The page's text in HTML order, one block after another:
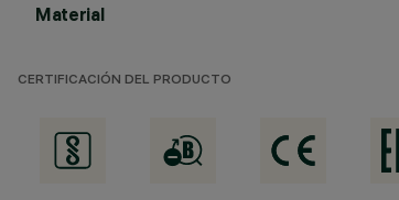
Material
CERTIFICACIÓN DEL PRODUCTO